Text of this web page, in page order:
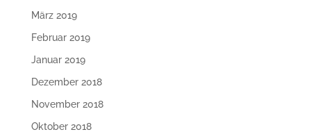
März 2019
Februar 2019
Januar 2019
Dezember 2018
November 2018
Oktober 2018